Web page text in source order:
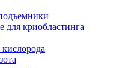
для криобластинга